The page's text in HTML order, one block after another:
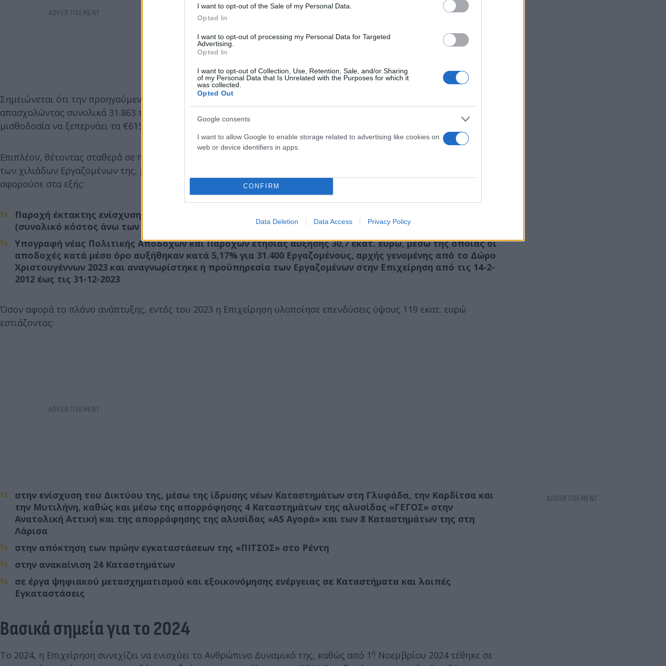
I want to opt-out of the Sale of my Personal Data.
Opted In
I want to opt-out of processing my Personal Data for Targeted
Advertising.
Opted In
I want to opt-out of Collection, Use, Retention, Sale, and/or Sharing
of my Personal Data that Is Unrelated with the Purposes for which it
was collected.
Opted Out
Google consents
I want to allow Google to enable storage related to advertising like cookies on
web or device identifiers in apps.
CONFIRM
Data Deletion Data Access Privacy Policy
Σημειώνεται ότι την προηγούμενη χρονιά η ΕΥΣ προχώρησε στη δημιουργία 2.050 νέων θέσεων εργασίας,
απασχολώντας συνολικά 31.863 τον Δεκέμβριο του 2023 (από 29.814 τον Δεκέμβριο του 2022), με τη συνολική
μισθοδοσία να ξεπερνάει τα €615 εκατ. ευρώ.
Επιπλέον, θέτοντας σταθερά σε προτεραιότητα τον Άνθρωπο, η Επιχείρηση το 2023 στάθηκε έμπρακτα στο πλευρό
των χιλιάδων Εργαζομένων της, μέσα από ένα πλάνο ενίσχυσης συνολικού ύψους άνω των 40 εκατ. ευρώ, το οποίο
αφορούσε στα εξής:
Παροχή έκτακτης ενίσχυσης 300 ευρώ για όλους τους Εργαζομένους της το Νοέμβριο του 2023
(συνολικό κόστος άνω των 9,4 εκατ. ευρώ)
Υπογραφή νέας Πολιτικής Αποδοχών και Παροχών ετήσιας αύξησης 30,7 εκατ. ευρώ, μέσω της οποίας οι
αποδοχές κατά μέσο όρο αυξήθηκαν κατά 5,17% για 31.400 Εργαζομένους, αρχής γενομένης από το Δώρο
Χριστουγέννων 2023 και αναγνωρίστηκε η προϋπηρεσία των Εργαζομένων στην Επιχείρηση από τις 14-2-
2012 έως τις 31-12-2023
Όσον αφορά το πλάνο ανάπτυξης, εντός του 2023 η Επιχείρηση υλοποίησε επενδύσεις ύψους 119 εκατ. ευρώ
εστιάζοντας:
στην ενίσχυση του Δικτύου της, μέσω της ίδρυσης νέων Καταστημάτων στη Γλυφάδα, την Καρδίτσα και
την Μυτιλήνη, καθώς και μέσω της απορρόφησης 4 Καταστημάτων της αλυσίδας «ΓΕΓΟΣ» στην
Ανατολική Αττική και της απορρόφησης της αλυσίδας «AS Αγορά» και των 8 Καταστημάτων της στη
Λάρισα
στην απόκτηση των πρώην εγκαταστάσεων της «ΠΙΤΣΟΣ» στο Ρέντη
στην ανακαίνιση 24 Καταστημάτων
σε έργα ψηφιακού μετασχηματισμού και εξοικονόμησης ενέργειας σε Καταστήματα και λοιπές
Εγκαταστάσεις
Βασικά σημεία για το 2024
Το 2024, η Επιχείρηση συνεχίζει να ενισχύει το Ανθρώπινο Δυναμικό της, καθώς από 1 η Νοεμβρίου 2024 τέθηκε σε